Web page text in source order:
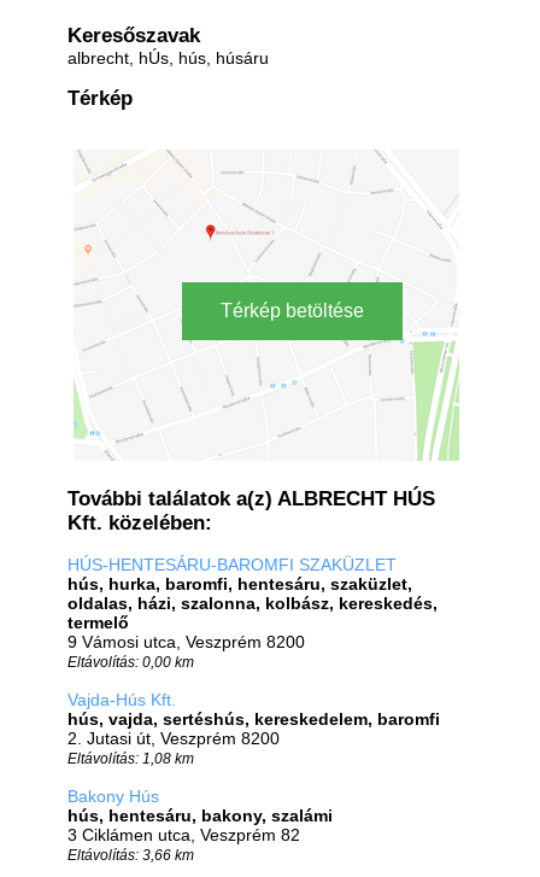
Keresőszavak
albrecht, hÚs, hús, húsáru
Térkép
Térkép betöltése
További találatok a(z) ALBRECHT HÚS
Kft. közelében:
HÚS-HENTESÁRU-BAROMFI SZAKÜZLET
hús, hurka, baromfi, hentesáru, szaküzlet,
oldalas, házi, szalonna, kolbász, kereskedés,
termelő
9 Vámosi utca, Veszprém 8200
Eltávolítás: 0,00 km
Vajda-Hús Kft.
hús, vajda, sertéshús, kereskedelem, baromfi
2. Jutasi út, Veszprém 8200
Eltávolítás: 1,08 km
Bakony Hús
hús, hentesáru, bakony, szalámi
3 Ciklámen utca, Veszprém 82
Eltávolítás: 3,66 km